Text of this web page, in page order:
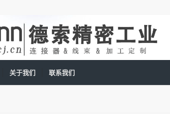
关于我们 联系我们